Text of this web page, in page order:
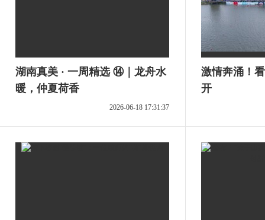
湖南真美 · 一周精选 ⑭｜龙舟水
暖，仲夏荷香
2026-06-18 17:31:37
激情奔涌！
开